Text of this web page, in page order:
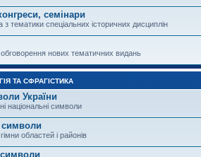
семінари
з тематики спеціальних історичних дисциплін
обговорення нових тематичних видань
ТА СФРАГІСТИКА
України
національні символи
символи
областей і районів